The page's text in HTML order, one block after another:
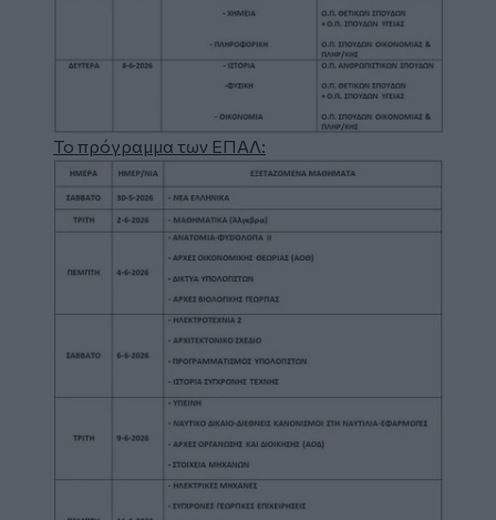
Το πρόγραμμα των ΕΠΑΛ:
Image